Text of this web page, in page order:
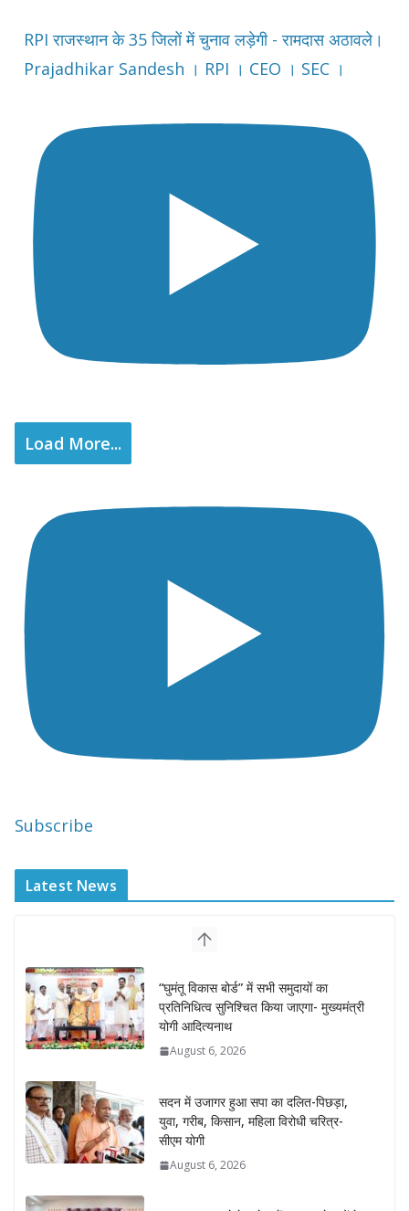
RPI राजस्थान के 35 जिलों में चुनाव लड़ेगी - रामदास अठावले।
Prajadhikar Sandesh । RPI । CEO । SEC ।
Load More...
Subscribe
Latest News
“घुमंतू विकास बोर्ड” में सभी समुदायों का
प्रतिनिधित्व सुनिश्चित किया जाएगा- मुख्यमंत्री
योगी आदित्यनाथ
August 6, 2026
सदन में उजागर हुआ सपा का दलित-पिछड़ा,
युवा, गरीब, किसान, महिला विरोधी चरित्र-
सीएम योगी
August 6, 2026